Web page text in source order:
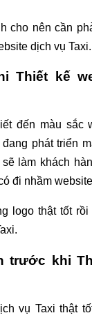
cho nên cần
dịch vụ Taxi.
Thiết kế
đến màu sắc
phát triển
làm khách
đi nhầm
logo thật tốt
trước khi
vụ Taxi thật